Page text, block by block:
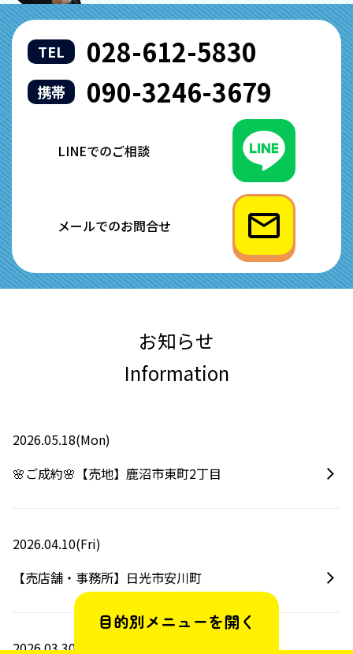
目的別メニューを開く
TEL 028-612-5830
携帯 090-3246-3679
LINEでのご相談
メールでのお問合せ
お知らせ
Information
2026.05.18(Mon)
🌸ご成約🌸【売地】鹿沼市東町2丁目
2026.04.10(Fri)
【売店舗・事務所】日光市安川町
2026.03.30(Mon)